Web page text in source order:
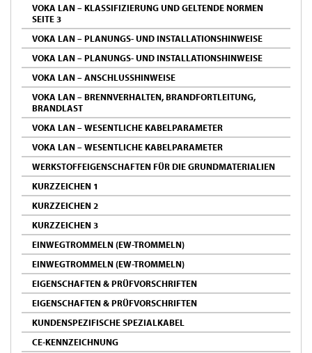
VOKA LAN – KLASSIFIZIERUNG UND GELTENDE NORMEN
SEITE 3
VOKA LAN – PLANUNGS- UND INSTALLATIONSHINWEISE
VOKA LAN – PLANUNGS- UND INSTALLATIONSHINWEISE
VOKA LAN – ANSCHLUSSHINWEISE
VOKA LAN – BRENNVERHALTEN, BRANDFORTLEITUNG,
BRANDLAST
VOKA LAN – WESENTLICHE KABELPARAMETER
VOKA LAN – WESENTLICHE KABELPARAMETER
WERKSTOFFEIGENSCHAFTEN FÜR DIE GRUNDMATERIALIEN
KURZZEICHEN 1
KURZZEICHEN 2
KURZZEICHEN 3
EINWEGTROMMELN (EW-TROMMELN)
EINWEGTROMMELN (EW-TROMMELN)
EIGENSCHAFTEN & PRÜFVORSCHRIFTEN
EIGENSCHAFTEN & PRÜFVORSCHRIFTEN
KUNDENSPEZIFISCHE SPEZIALKABEL
CE-KENNZEICHNUNG